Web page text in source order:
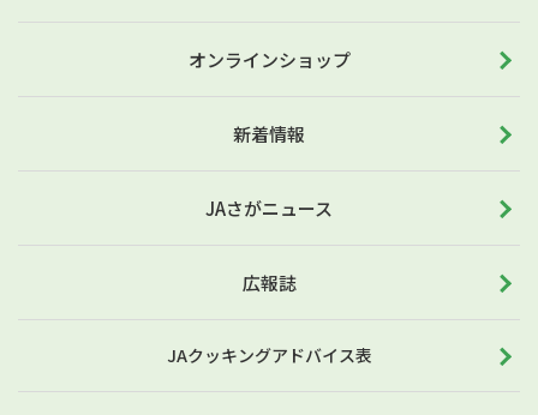
オンラインショップ
新着情報
JAさがニュース
広報誌
JAクッキングアドバイス表